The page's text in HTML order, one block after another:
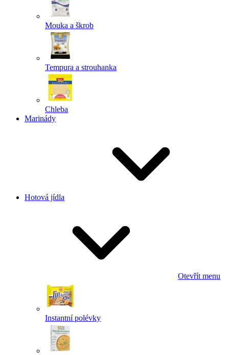
Mouka a škrob
Tempura a strouhanka
Chleba
Marinády
Hotová jídla
Otevřít menu
Instantní polévky